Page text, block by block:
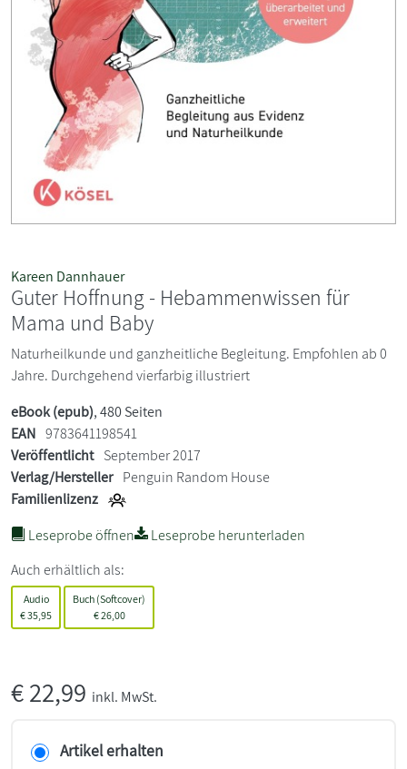
Kareen Dannhauer
Guter Hoffnung - Hebammenwissen für
Mama und Baby
Naturheilkunde und ganzheitliche Begleitung. Empfohlen ab 0
Jahre. Durchgehend vierfarbig illustriert
eBook (epub), 480 Seiten
EAN 9783641198541
Veröffentlicht September 2017
Verlag/Hersteller Penguin Random House
Familienlizenz
Leseprobe öffnen
Leseprobe herunterladen
Auch erhältlich als:
Audio
€35,95
Buch (Softcover)
€26,00
€22,99 inkl. MwSt.
Artikel erhalten